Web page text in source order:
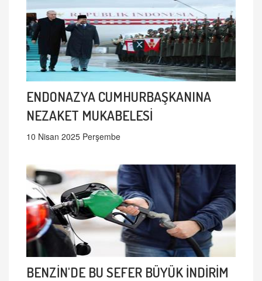
ENDONAZYA CUMHURBAŞKANINA
NEZAKET MUKABELESİ
10 Nisan 2025 Perşembe
BENZİN'DE BU SEFER BÜYÜK İNDİRİM